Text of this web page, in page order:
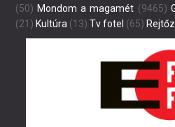
(50) Mondom a magamét (9465)
(21) Kultúra (13) Tv fotel (65)